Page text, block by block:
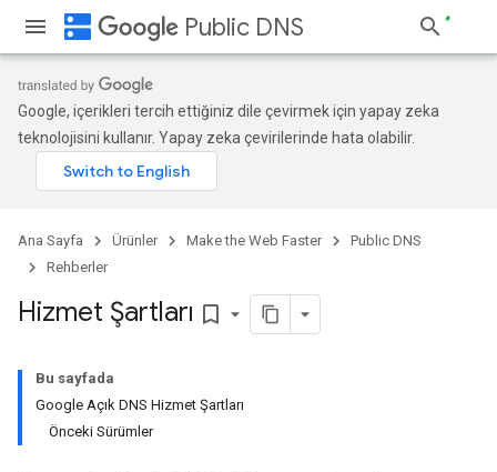
dns Public DNS
Google, içerikleri tercih ettiğiniz dile çevirmek için yapay zeka
teknolojisini kullanır. Yapay zeka çevirilerinde hata olabilir.
Ana Sayfa Ürünler Make the Web Faster
Public DNS
Rehberler
Hizmet Şartları bookmark_border
Bu sayfada
Google Açık DNS Hizmet Şartları
Önceki Sürümler